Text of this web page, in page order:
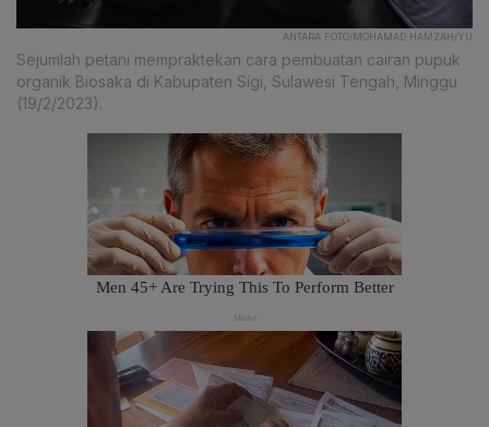
ANTARA FOTO/MOHAMAD HAMZAH/YU
Sejumlah petani mempraktekan cara pembuatan cairan pupuk
organik Biosaka di Kabupaten Sigi, Sulawesi Tengah, Minggu
(19/2/2023).